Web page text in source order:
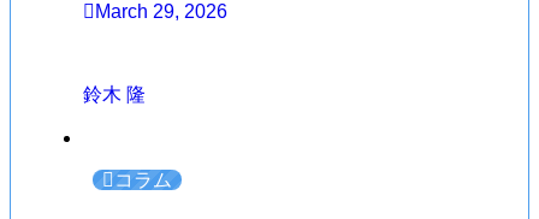
March 29, 2026
鈴木 隆
コラム